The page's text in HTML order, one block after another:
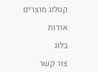
קטלוג מוצרים
אודות
בלוג
צור קשר